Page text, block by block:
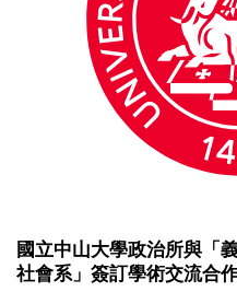
國立中山大學政治所與「
社會系」簽訂學術交流合